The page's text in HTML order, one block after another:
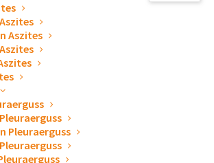
Aszites
Pleuraerguss
„
Nothilfe in Krisen- und
und nach
Wir unterstützen die
im Rahmen unserer